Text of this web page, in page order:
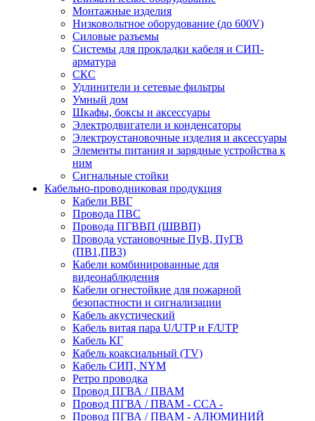
Монтажные изделия
Низковольтное оборудование (до 600V)
Силовые разъемы
Системы для прокладки кабеля и СИП-
арматура
СКС
Удлинители и сетевые фильтры
Умный дом
Шкафы, боксы и аксессуары
Электродвигатели и конденсаторы
Электроустановочные изделия и аксессуары
Элементы питания и зарядные устройства к
ним
Сигнальные стойки
Кабельно-проводниковая продукция
Кабели ВВГ
Провода ПВС
Провода ПГВВП (ШВВП)
Провода установочные ПуВ, ПуГВ
(ПВ1,ПВ3)
Кабели комбинированные для
видеонаблюдения
Кабели огнестойкие для пожарной
безопастности и сигнализации
Кабель акустический
Кабель витая пара U/UTP и F/UTP
Кабель КГ
Кабель коаксиальный (TV)
Кабель СИП, NYM
Ретро проводка
Провод ПГВА / ПВАМ
Провод ПГВА / ПВАМ - CCA -
Провод ПГВА / ПВАМ - АЛЮМИНИЙ